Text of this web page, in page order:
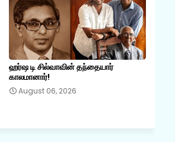
ஹர்ஷ டி சில்வாவின் தந்தையார்
காலமானார்!
August 06, 2026